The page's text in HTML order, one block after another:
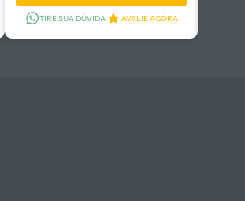
TIRE SUA DÚVIDA AVALIE AGORA